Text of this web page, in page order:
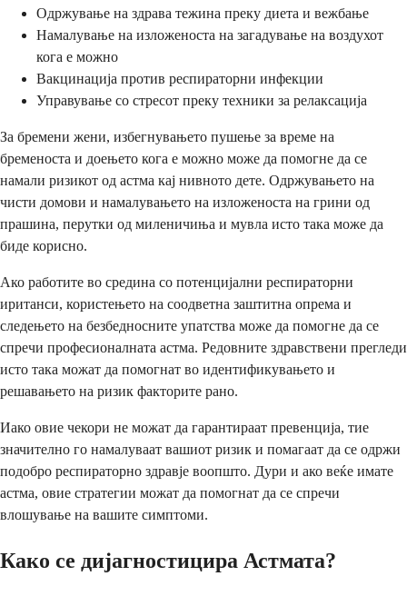
Одржување на здрава тежина преку диета и вежбање
Намалување на изложеноста на загадување на воздухот
кога е можно
Вакцинација против респираторни инфекции
Управување со стресот преку техники за релаксација
За бремени жени, избегнувањето пушење за време на
бременоста и доењето кога е можно може да помогне да се
намали ризикот од астма кај нивното дете. Одржувањето на
чисти домови и намалувањето на изложеноста на грини од
прашина, перутки од миленичиња и мувла исто така може да
биде корисно.
Ако работите во средина со потенцијални респираторни
иританси, користењето на соодветна заштитна опрема и
следењето на безбедносните упатства може да помогне да се
спречи професионалната астма. Редовните здравствени прегледи
исто така можат да помогнат во идентификувањето и
решавањето на ризик факторите рано.
Иако овие чекори не можат да гарантираат превенција, тие
значително го намалуваат вашиот ризик и помагаат да се одржи
подобро респираторно здравје воопшто. Дури и ако веќе имате
астма, овие стратегии можат да помогнат да се спречи
влошување на вашите симптоми.
Како се дијагностицира Астмата?